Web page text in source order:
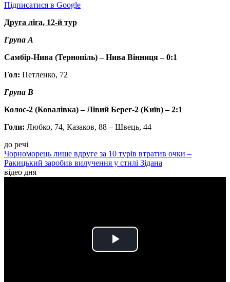
Підписатися в Google
Друга ліга, 12-й тур
Група A
Самбір-Нива (Тернопіль) – Нива Вінниця – 0:1
Гол: Петленко, 72
Група B
Колос-2 (Ковалівка) – Лівий Берег-2 (Київ) – 2:1
Голи: Любко, 74, Казаков, 88 – Швець, 44
до речі
Чорноморець лише вдруге за 10 турів втратив очки –
Ракицький заробив вилучення у стилі Зідана
відео дня
Play